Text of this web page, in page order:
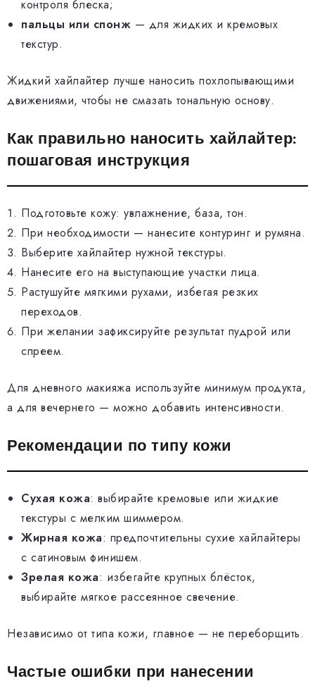
контроля блеска;
пальцы или спонж — для жидких и кремовых
текстур.
Жидкий хайлайтер лучше наносить похлопывающими
движениями, чтобы не смазать тональную основу.
Как правильно наносить хайлайтер:
пошаговая инструкция
Подготовьте кожу: увлажнение, база, тон.
При необходимости — нанесите контуринг и румяна.
Выберите хайлайтер нужной текстуры.
Нанесите его на выступающие участки лица.
Растушуйте мягкими рухами, избегая резких
переходов.
При желании зафиксируйте результат пудрой или
спреем.
Для дневного макияжа используйте минимум продукта,
а для вечернего — можно добавить интенсивности.
Рекомендации по типу кожи
Сухая кожа: выбирайте кремовые или жидкие
текстуры с мелким шиммером.
Жирная кожа: предпочтительны сухие хайлайтеры
с сатиновым финишем.
Зрелая кожа: избегайте крупных блёсток,
выбирайте мягкое рассеянное свечение.
Независимо от типа кожи, главное — не переборщить.
Частые ошибки при нанесении